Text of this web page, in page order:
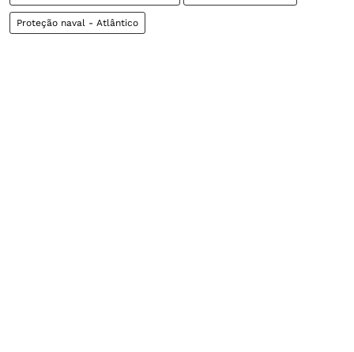
Proteção naval - Atlântico